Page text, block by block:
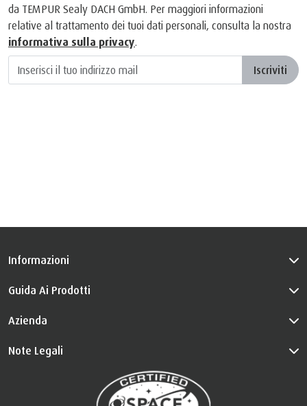
da TEMPUR Sealy DACH GmbH. Per maggiori informazioni
relative al trattamento dei tuoi dati personali, consulta la nostra
informativa sulla privacy.
Iscriviti
Informazioni
Guida Ai Prodotti
Azienda
Note Legali